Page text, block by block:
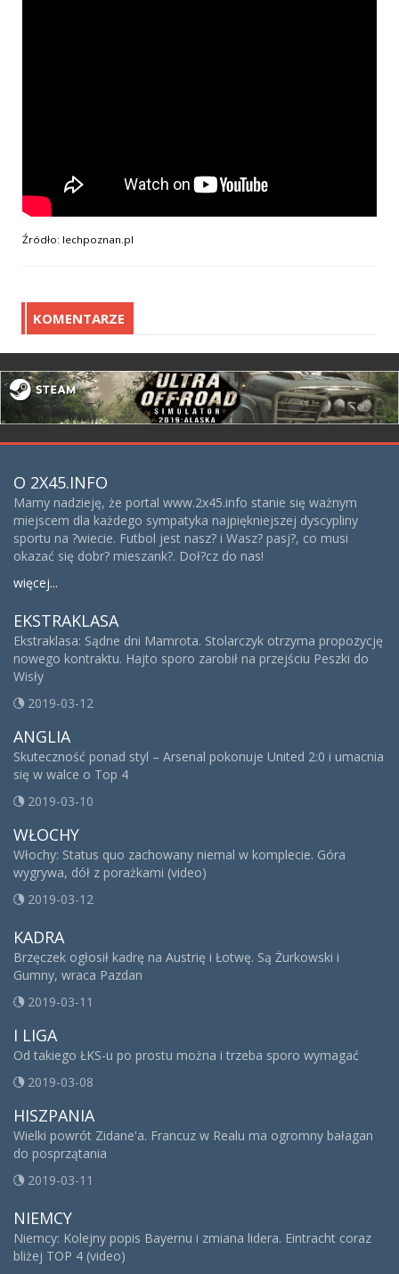
Źródło: lechpoznan.pl
KOMENTARZE
O 2X45.INFO
Mamy nadzieję, że portal www.2x45.info stanie się ważnym
miejscem dla każdego sympatyka najpiękniejszej dyscypliny
sportu na ?wiecie. Futbol jest nasz? i Wasz? pasj?, co musi
okazać się dobr? mieszank?. Doł?cz do nas!
więcej...
EKSTRAKLASA
Ekstraklasa: Sądne dni Mamrota. Stolarczyk otrzyma propozycję
nowego kontraktu. Hajto sporo zarobił na przejściu Peszki do
Wisły
2019-03-12
ANGLIA
Skuteczność ponad styl – Arsenal pokonuje United 2:0 i umacnia
się w walce o Top 4
2019-03-10
WŁOCHY
Włochy: Status quo zachowany niemal w komplecie. Góra
wygrywa, dół z porażkami (video)
2019-03-12
KADRA
Brzęczek ogłosił kadrę na Austrię i Łotwę. Są Żurkowski i
Gumny, wraca Pazdan
2019-03-11
I LIGA
Od takiego ŁKS-u po prostu można i trzeba sporo wymagać
2019-03-08
HISZPANIA
Wielki powrót Zidane'a. Francuz w Realu ma ogromny bałagan
do posprzątania
2019-03-11
NIEMCY
Niemcy: Kolejny popis Bayernu i zmiana lidera. Eintracht coraz
bliżej TOP 4 (video)